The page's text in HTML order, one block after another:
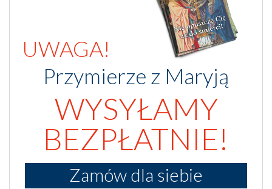
UWAGA!
Przymierze z Maryją
WYSYŁAMY
BEZPŁATNIE!
Zamów dla siebie